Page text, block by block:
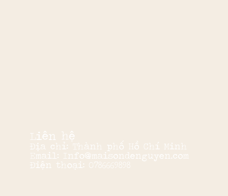
Liên hệ
Địa chỉ: Thành phố Hồ Chí Minh
Email: Info@maisondenguyen.com
Điện thoại: 0786669898